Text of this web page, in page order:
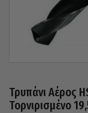
Τρυπάνι Αέρος
Τορνιρισμένο